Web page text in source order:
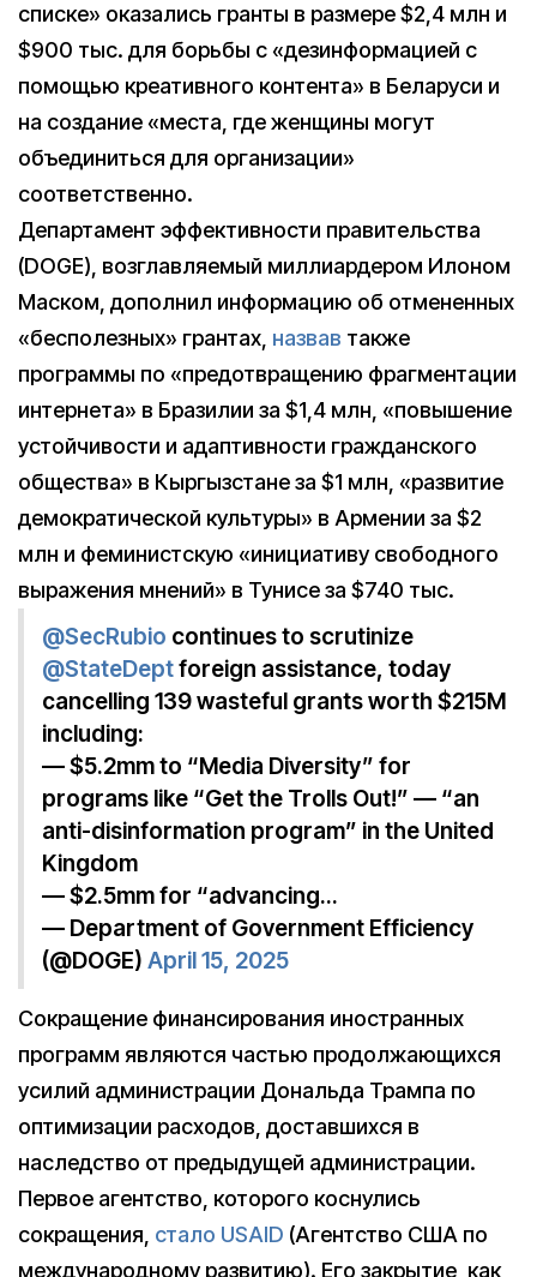
списке» оказались гранты в размере $2,4 млн и
$900 тыс. для борьбы с «дезинформацией с
помощью креативного контента» в Беларуси и
на создание «места, где женщины могут
объединиться для организации»
соответственно.
Департамент эффективности правительства
(DOGE), возглавляемый миллиардером Илоном
Маском, дополнил информацию об отмененных
«бесполезных» грантах, назвав также
программы по «предотвращению фрагментации
интернета» в Бразилии за $1,4 млн, «повышение
устойчивости и адаптивности гражданского
общества» в Кыргызстане за $1 млн, «развитие
демократической культуры» в Армении за $2
млн и феминистскую «инициативу свободного
выражения мнений» в Тунисе за $740 тыс.
@SecRubio continues to scrutinize
@StateDeptforeign assistance, today
cancelling 139 wasteful grants worth $215M
including:
— $5.2mm to “Media Diversity” for
programs like “Get the Trolls Out!” — “an
anti-disinformation program” in the United
Kingdom
— $2.5mm for “advancing…
— Department of Government Efficiency
(@DOGE) April 15, 2025
Сокращение финансирования иностранных
программ являются частью продолжающихся
усилий администрации Дональда Трампа по
оптимизации расходов, доставшихся в
наследство от предыдущей администрации.
Первое агентство, которого коснулись
сокращения, стало USAID (Агентство США по
международному развитию). Его закрытие, как